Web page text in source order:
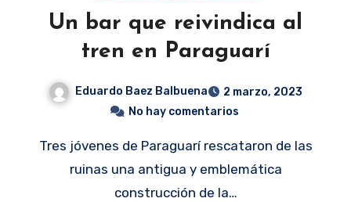
Un bar que reivindica al
tren en Paraguarí
Eduardo Baez Balbuena
2 marzo, 2023
No hay comentarios
Tres jóvenes de Paraguarí rescataron de las
ruinas una antigua y emblemática
construcción de la…